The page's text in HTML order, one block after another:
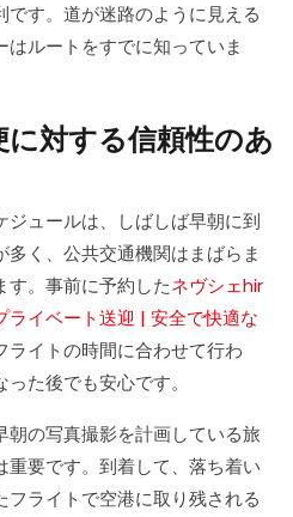
す。道が迷路のように見える
ルートをすでに知っていま
対する信頼性のあ
ジュールは、しばしば早朝に到
く、公共交通機関はまばらま
す。事前に予約したネヴシェhir
ライベート送迎 | 安全で快適な
ライトの時間に合わせて行わ
た後でも安心です。
の写真撮影を計画している旅
要です。到着して、落ち着い
ライトで空港に取り残される